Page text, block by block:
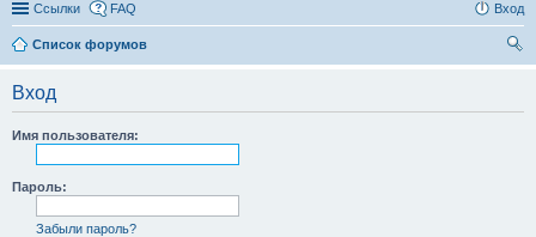
Ссылки FAQ Вход
Список форумов
Вход
Имя пользователя:
Пароль:
Забыли пароль?